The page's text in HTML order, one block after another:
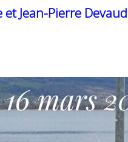
Jean-Pierre Devaud